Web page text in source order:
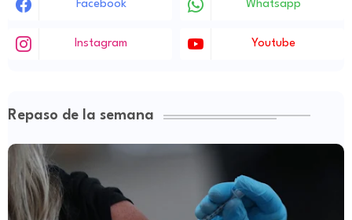
Facebook Whatsapp
Instagram Youtube
Repaso de la semana